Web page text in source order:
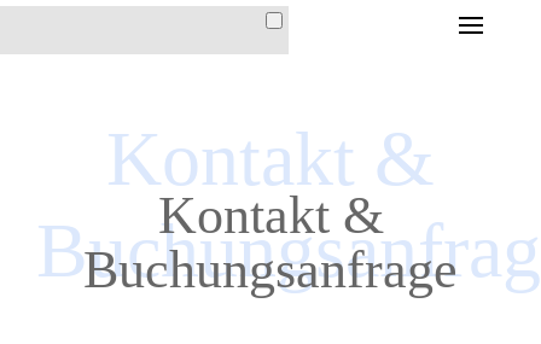
DIE FERIENWOHNUNG
DIE FERIENWOHNUNG
IM HAUS CHRISTINA
AUSSTATTUNG &
INVENTAR
Kontakt &
Kontakt &
Buchungsanfrage